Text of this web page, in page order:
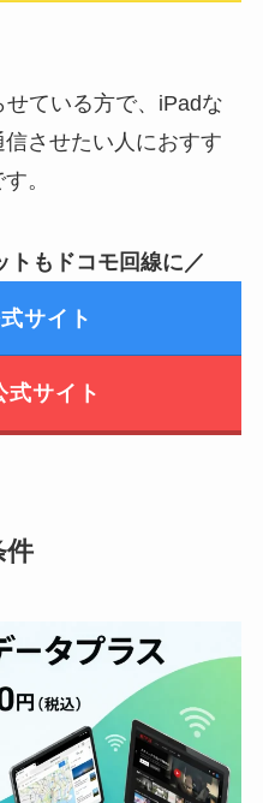
ている方で、iPadな
させたい人におすす
。
トもドコモ回線に ／
サイト
サイト
件